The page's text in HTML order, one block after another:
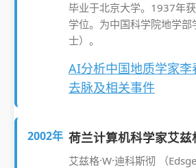
毕业于北京大学。1937年
学位。为中国科学院地学部
士）。
AI分析中国地质学家
去脉及相关事件
2002年 荷兰计算机科学家艾兹
艾兹格·W·迪科斯彻 （